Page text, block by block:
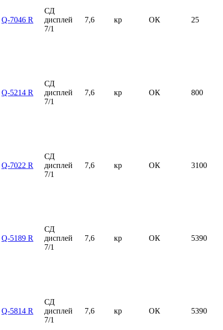
Q-7046 R
СД
дисплей
7/1
7,6 кр ОК 25
Q-5214 R
СД
дисплей
7/1
7,6 кр ОК 800
Q-7022 R
СД
дисплей
7/1
7,6 кр ОК 3100
Q-5189 R
СД
дисплей
7/1
7,6 кр ОК 5390
Q-5814 R
СД
дисплей
7/1
7,6 кр ОК 5390